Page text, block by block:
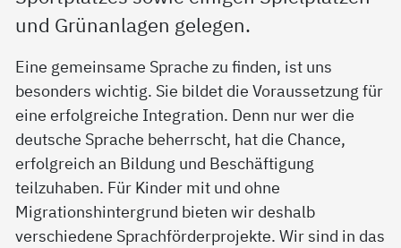
und Grünanlagen gelegen.
Eine gemeinsame Sprache zu finden, ist uns
besonders wichtig. Sie bildet die Voraussetzung für
eine erfolgreiche Integration. Denn nur wer die
deutsche Sprache beherrscht, hat die Chance,
erfolgreich an Bildung und Beschäftigung
teilzuhaben. Für Kinder mit und ohne
Migrationshintergrund bieten wir deshalb
verschiedene Sprachförderprojekte. Wir sind in das